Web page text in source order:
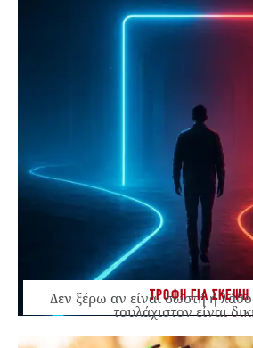
ΤΡΟΦΗ ΓΙΑ ΣΚΕΨΗ
Δεν ξέρω αν είναι σωστή ή
τουλάχιστον είναι